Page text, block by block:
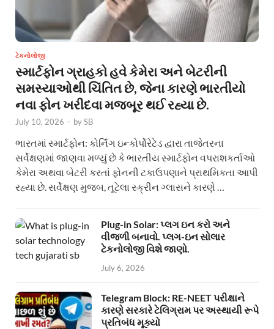
ટેકનોલોજી
સ્માર્ટફોન ગ્રાહકો હવે કેમેરા અને બેટરીની
સમસ્યાઓથી ચિંતિત છે, જેના કારણે ભારતીયો
નવા ફોન ખરીદવા મજબૂર થઈ રહ્યા છે.
July 10, 2026 - bySB
ભારતમાં સ્માર્ટફોન: કોર્નિંગ ઇન્કોર્પોરેટેડ દ્વારા તાજેતરના
સર્વેક્ષણમાં જાણવા મળ્યું છે કે ભારતીય સ્માર્ટફોન વપરાશકર્તાઓ
કેમેરા અથવા બેટરી કરતાં ફોનની ટકાઉપણાને પ્રાથમિકતા આપી
રહ્યા છે. સર્વેક્ષણ મુજબ, તૂટેલા સ્ક્રીન ગ્લાસને કારણે …
Plug-in Solar: પ્લગ ઇન કરો અને
વીજળી બનાવો. પ્લગ-ઇન સોલાર
ટેકનોલોજી વિશે જાણો.
July 6, 2026
Telegram Block: RE-NEET પરીક્ષાને
કારણે સરકારે ટેલિગ્રામ પર અસ્થાયી રૂપે
પ્રતિબંધ મૂક્યો